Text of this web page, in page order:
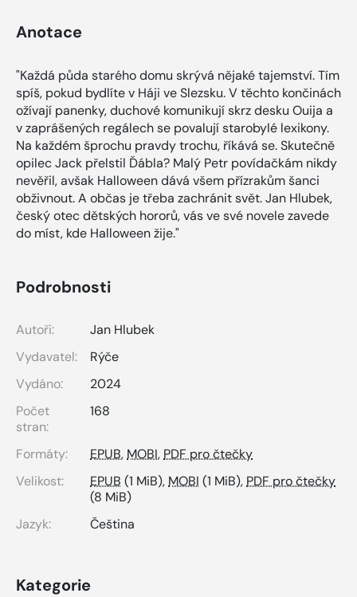
Anotace
"Každá půda starého domu skrývá nějaké tajemství. Tím
spíš, pokud bydlíte v Háji ve Slezsku. V těchto končinách
ožívají panenky, duchové komunikují skrz desku Ouija a
v zaprášených regálech se povalují starobylé lexikony.
Na každém šprochu pravdy trochu, říkává se. Skutečně
opilec Jack přelstil Ďábla? Malý Petr povídačkám nikdy
nevěřil, avšak Halloween dává všem přízrakům šanci
obživnout. A občas je třeba zachránit svět. Jan Hlubek,
český otec dětských hororů, vás ve své novele zavede
do míst, kde Halloween žije."
Podrobnosti
Autoři:
Jan Hlubek
Vydavatel:
Rýče
Vydáno:
2024
Počet
stran:
168
Formáty: EPUB, MOBI, PDF pro čtečky
Velikost:
EPUB (1 MiB), MOBI (1 MiB), PDF pro čtečky
(8 MiB)
Jazyk:
Čeština
Kategorie